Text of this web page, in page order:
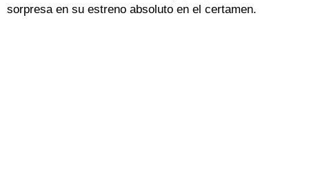
sorpresa en su estreno absoluto en el certamen.